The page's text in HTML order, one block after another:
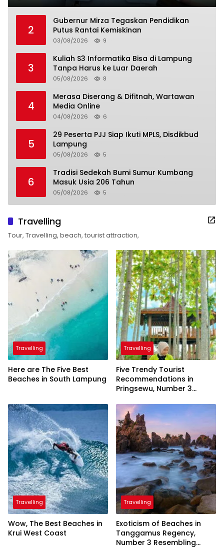
2
Gubernur Mirza Tegaskan Pendidikan
Putus Rantai Kemiskinan
03/08/2026 9
3
Kuliah S3 Informatika Bisa di Lampung
Tanpa Harus ke Luar Daerah
05/08/2026 8
4
Merasa Diserang & Difitnah, Wartawan
Media Online
04/08/2026 6
5
29 Peserta PJJ Siap Ikuti MPLS, Disdikbud
Lampung
05/08/2026 5
6
Tradisi Sedekah Bumi Sumur Kumbang
Masuk Usia 206 Tahun
05/08/2026 5
Travelling
Tour, Travelling, beach, tourist attraction,
Travelling
Here are The Five Best
Beaches in South Lampung
Travelling
Five Trendy Tourist
Recommendations in
Pringsewu, Number 3
President
Travelling
Wow, The Best Beaches in
Krui West Coast
Travelling
Exoticism of Beaches in
Tanggamus Regency,
Number 3 Resembling